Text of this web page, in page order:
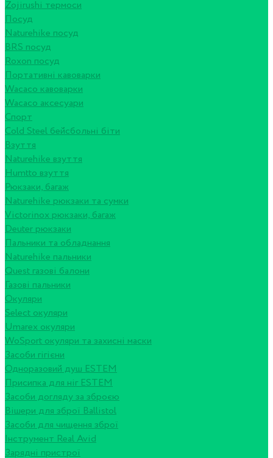
Zojirushi термоси
Посуд
Naturehike посуд
BRS посуд
Roxon посуд
Портативні кавоварки
Wacaco кавоварки
Wacaco аксесуари
Спорт
Cold Steel бейсбольні біти
Взуття
Naturehike взуття
Humtto взуття
Рюкзаки, багаж
Naturehike рюкзаки та сумки
Victorinox рюкзаки, багаж
Deuter рюкзаки
Пальники та обладнання
Naturehike пальники
Quest газові балони
Газові пальники
Окуляри
Select окуляри
Umarex окуляри
WoSport окуляри та захисні маски
Засоби гігієни
Одноразовий душ ESTEM
Присипка для ніг ESTEM
Засоби догляду за зброєю
Вішери для зброї Ballistol
Засоби для чищення зброї
Інструмент Real Avid
Зарядні пристрої